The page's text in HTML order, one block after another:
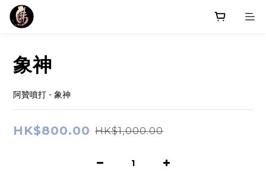
象神
阿贊噴打 - 象神
HK$800.00 HK$1,000.00